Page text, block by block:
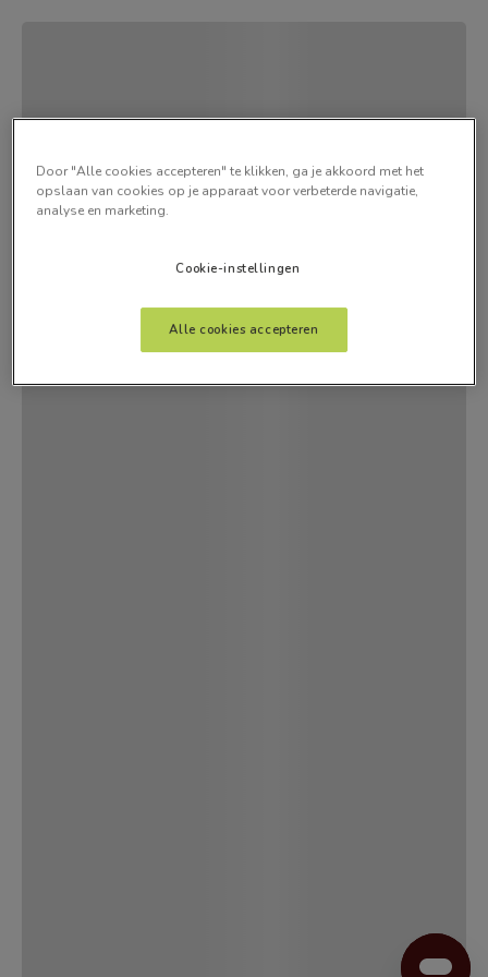
Door "Alle cookies accepteren" te klikken, ga je akkoord met het
opslaan van cookies op je apparaat voor verbeterde navigatie,
analyse en marketing.
Cookie-instellingen
Alle cookies accepteren